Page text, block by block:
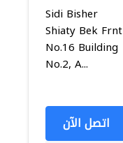
Sidi Bisher
Shiaty Bek Frnt
No.16 Building
No.2, A...
اتصل الآن